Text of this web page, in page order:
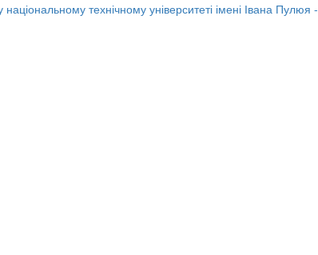
технічному університеті імені Івана Пулюя -